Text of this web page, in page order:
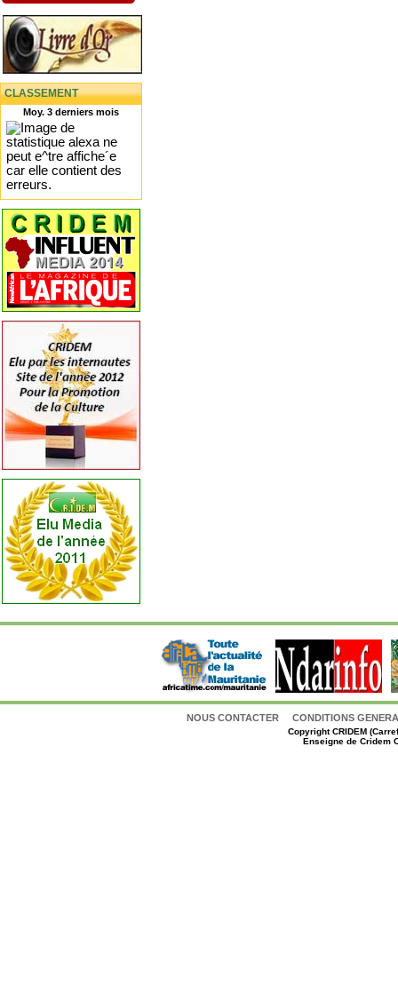
CLASSEMENT
Moy. 3 derniers mois
NOUS CONTACTER CONDITIONS
CopyrightCRIDEM
Enseigne de Cridem